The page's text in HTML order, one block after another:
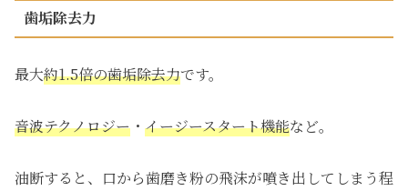
歯垢除去力
最大約1.5倍の歯垢除去力です。
音波テクノロジー ・ イージースタート機能など。
油断すると、口から歯磨き粉の飛沫が噴き出してしまう程